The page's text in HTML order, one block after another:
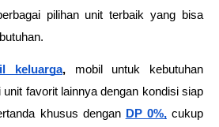
pilihan unit terbaik yang bisa
keluarga, mobil untuk kebutuhan
unit favorit lainnya dengan kondisi siap
khusus dengan DP 0%, cukup